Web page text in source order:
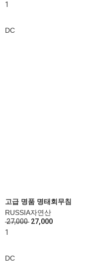
1
DC
고급 명품 명태회무침
RUSSIA자연산
27,000 27,000
1
DC